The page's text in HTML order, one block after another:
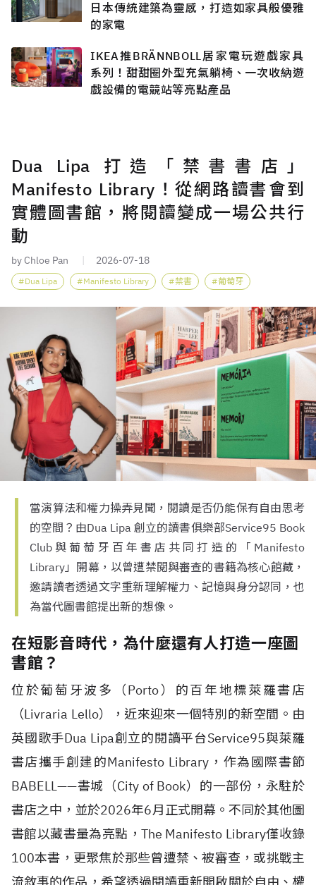
日本傳統建築為靈感，打造如家具般優雅
的家電
IKEA推BRÄNNBOLL居家電玩遊戲家具
系列！甜甜圈外型充氣躺椅、一次收納遊
戲設備的電競站等亮點產品
Dua Lipa 打造「禁書書店」
Manifesto Library！從網路讀書會到
實體圖書館，將閱讀變成一場公共行
動
by Chloe Pan 2026-07-18
Dua Lipa Manifesto Library 禁書 葡萄牙
當演算法和權力操弄見聞，閱讀是否仍能保有自由思考
的空間？由Dua Lipa 創立的讀書俱樂部Service95 Book
Club與葡萄牙百年書店共同打造的「Manifesto
Library」開幕，以曾遭禁閱與審查的書籍為核心館藏，
邀請讀者透過文字重新理解權力、記憶與身分認同，也
為當代圖書館提出新的想像。
在短影音時代，為什麼還有人打造一座圖
書館？
位於葡萄牙波多（Porto）的百年地標萊羅書店
（Livraria Lello），近來迎來一個特別的新空間。由
英國歌手Dua Lipa創立的閱讀平台Service95與萊羅
書店攜手創建的Manifesto Library，作為國際書節
BABELL——書城（City of Book）的一部份，永駐於
書店之中，並於2026年6月正式開幕。不同於其他圖
書館以藏書量為亮點， The Manifesto Library僅收錄
100本書，更聚焦於那些曾遭禁、被審查，或挑戰主